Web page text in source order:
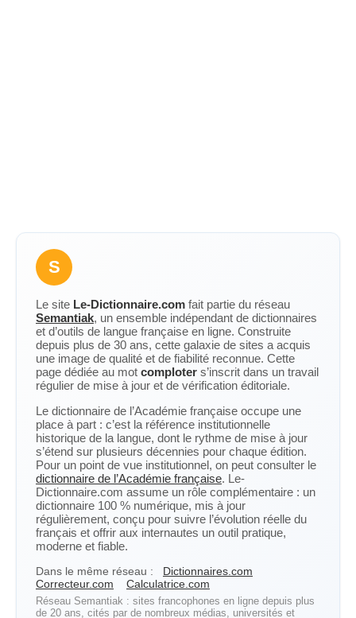
S
Le site Le-Dictionnaire.com fait partie du réseau
Semantiak, un ensemble indépendant de dictionnaires
et d’outils de langue française en ligne. Construite
depuis plus de 30 ans, cette galaxie de sites a acquis
une image de qualité et de fiabilité reconnue. Cette
page dédiée au mot comploter s’inscrit dans un travail
régulier de mise à jour et de vérification éditoriale.
Le dictionnaire de l’Académie française occupe une
place à part : c’est la référence institutionnelle
historique de la langue, dont le rythme de mise à jour
s’étend sur plusieurs décennies pour chaque édition.
Pour un point de vue institutionnel, on peut consulter le
dictionnaire de l’Académie française. Le-
Dictionnaire.com assume un rôle complémentaire : un
dictionnaire 100 % numérique, mis à jour
régulièrement, conçu pour suivre l’évolution réelle du
français et offrir aux internautes un outil pratique,
moderne et fiable.
Dans le même réseau :
Dictionnaires.com
Correcteur.com
Calculatrice.com
Réseau Semantiak : sites francophones en ligne depuis plus
de 20 ans, cités par de nombreux médias, universités et